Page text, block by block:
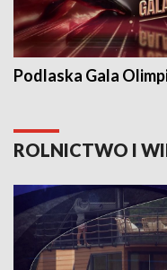
Podlaska Gala
ROLNICTWO I